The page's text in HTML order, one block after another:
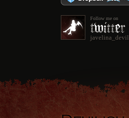
Follow me on
javelina_devil